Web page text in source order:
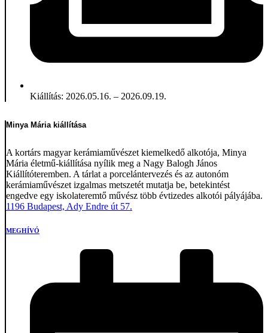
Kiállítás: 2026.05.16. – 2026.09.19.
Minya Mária kiállítása
A kortárs magyar kerámiaművészet kiemelkedő alkotója, Minya
Mária életmű-kiállítása nyílik meg a Nagy Balogh János
Kiállítóteremben. A tárlat a porcelántervezés és az autonóm
kerámiaművészet izgalmas metszetét mutatja be, betekintést
engedve egy iskolateremtő művész több évtizedes alkotói pályájába.
1196 Budapest, Ady Endre út 57.
MEGHÍVÓ